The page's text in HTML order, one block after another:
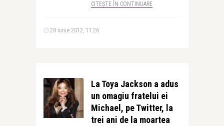
CITEȘTE ÎN CONTINUARE
28 iunie 2012, 11:26
La Toya Jackson a adus
un omagiu fratelui ei
Michael, pe Twitter, la
trei ani de la moartea